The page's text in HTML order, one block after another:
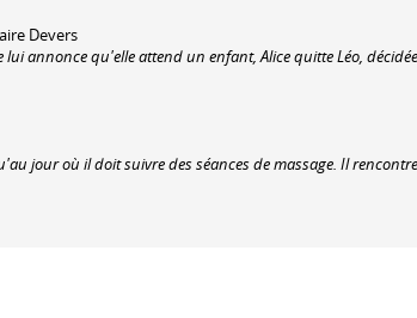
Devers
annonce qu'elle attend un enfant, Alice quitte Léo,
jour où il doit suivre des séances de massage. Il